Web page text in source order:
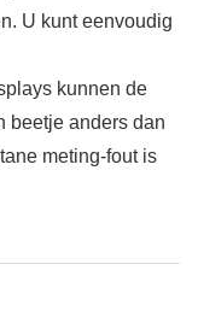
U kunt eenvoudig
kunnen de
beetje anders dan
meting-fout is